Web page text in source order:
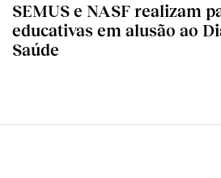
SEMUS e NASF realizam
educativas em alusão ao
Saúde